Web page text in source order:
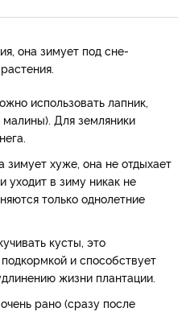
она зимует под сне­
использовать лапник,
Для земляники
зи­мует хуже, она не отдыхает
уходит в зиму никак не
только однолетние
ку­сты, это
и способствует
жизни плантации.
рано (сразу после